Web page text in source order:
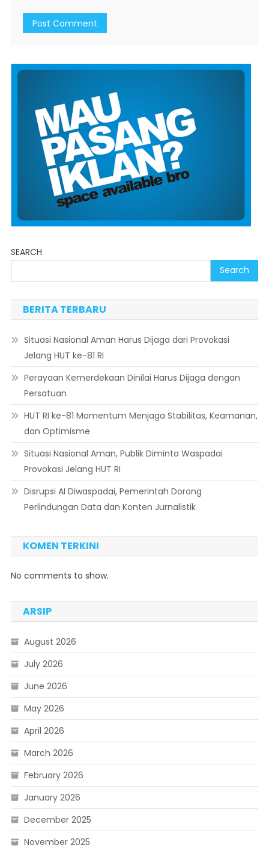
SEARCH
Search
BERITA TERBARU
Situasi Nasional Aman Harus Dijaga dari Provokasi
Jelang HUT ke-81 RI
Perayaan Kemerdekaan Dinilai Harus Dijaga dengan
Persatuan
HUT RI ke-81 Momentum Menjaga Stabilitas, Keamanan,
dan Optimisme
Situasi Nasional Aman, Publik Diminta Waspadai
Provokasi Jelang HUT RI
Disrupsi AI Diwaspadai, Pemerintah Dorong
Perlindungan Data dan Konten Jurnalistik
KOMEN TERKINI
No comments to show.
ARSIP
August 2026
July 2026
June 2026
May 2026
April 2026
March 2026
February 2026
January 2026
December 2025
November 2025